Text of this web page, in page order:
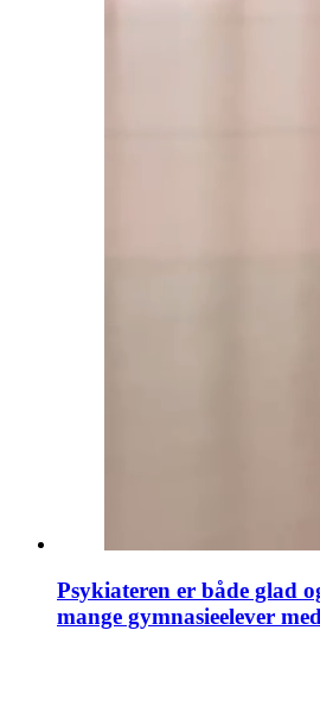
Psykiateren er både glad
mange gymnasieelever